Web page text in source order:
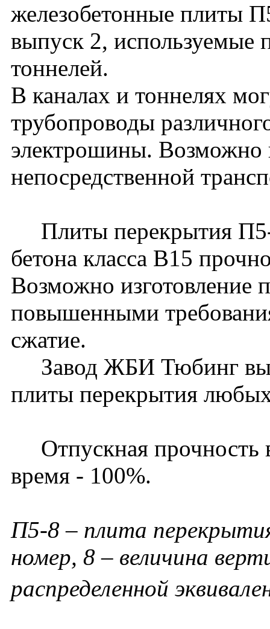
железобетонные плиты
выпуск 2, используемые
тоннелей.
В каналах и тоннелях
трубопроводы
электрошины. Возможно
непосредственной
Плиты перекрытия П5-
бетона класса В15
Возможно изготовление
повышенными
сжатие.
Завод ЖБИ Тюбинг
плиты перекрытия
Отпускная прочность
время - 100%.
П5-8 – плита
номер, 8 – величина
распределенной